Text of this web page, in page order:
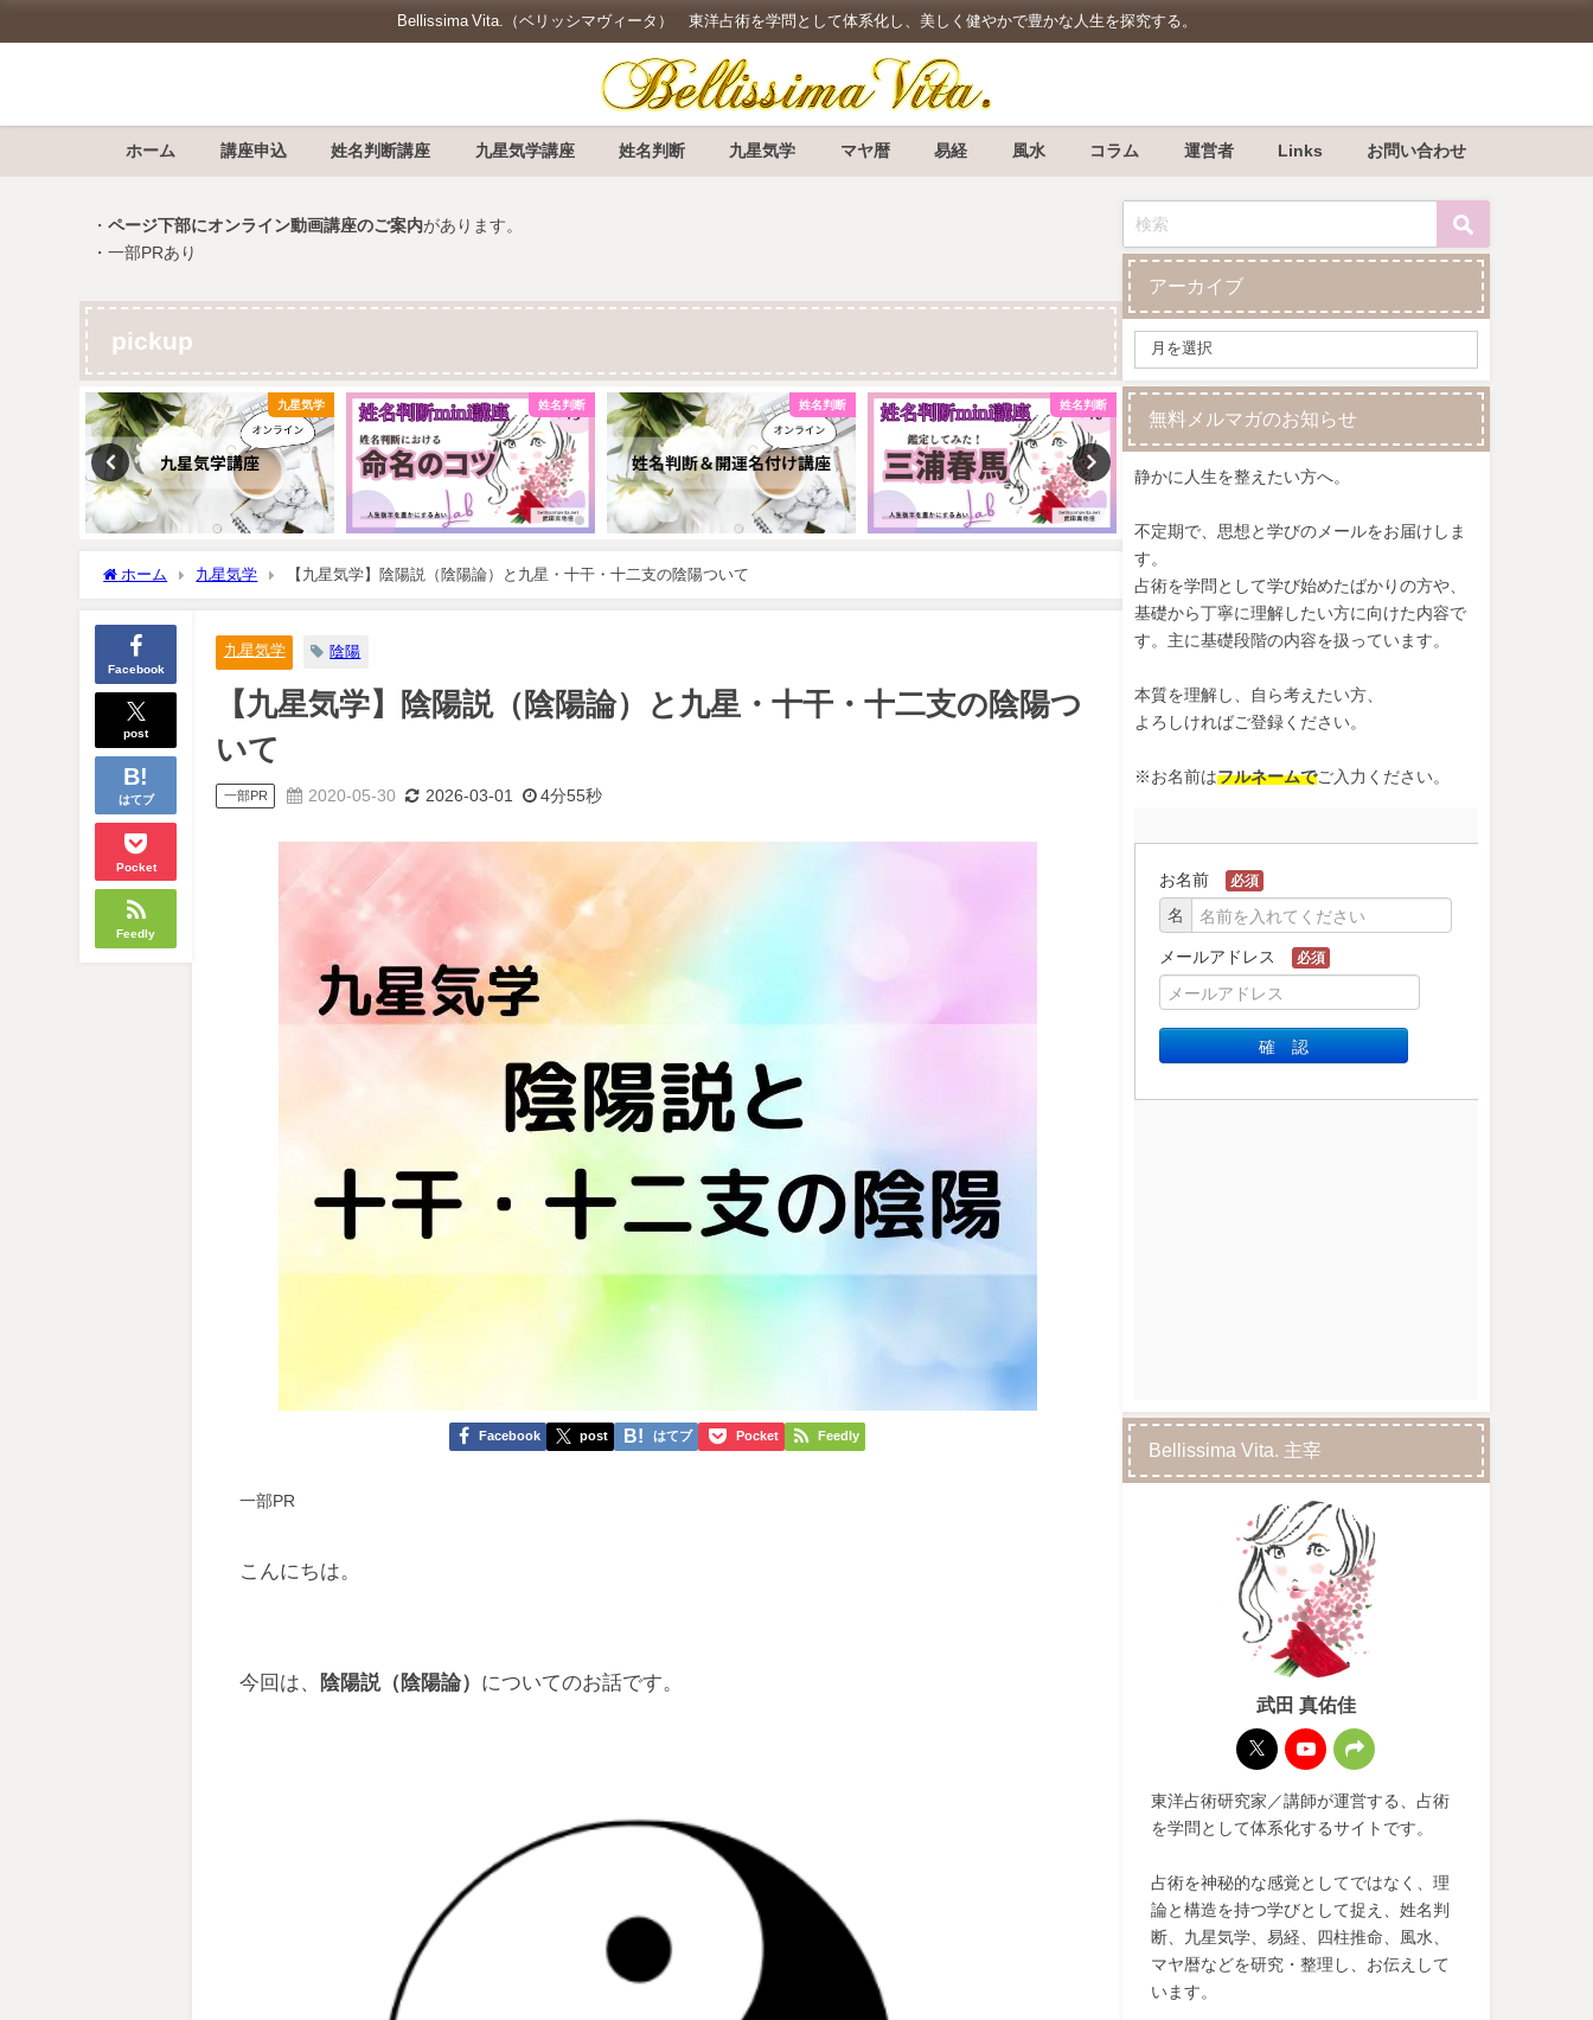
Bellissima Vita.（ベリッシマヴィータ） 東洋占術を学問として体系化し、美しく健やかで豊かな人生を探究する。
ホーム 講座申込 姓名判断講座 九星気学講座 姓名判断 九星気学 マヤ暦 易経 風水 コラム 運営者 Links お問い合わせ
・ページ下部にオンライン動画講座のご案内があります。
・一部PRあり
pickup
九星気学 姓名判断 姓名判断 姓名判断
ホーム 九星気学 【九星気学】陰陽説（陰陽論）と九星・十干・十二支の陰陽ついて
Facebook
post
はてブ
Pocket
Feedly
九星気学 陰陽
【九星気学】陰陽説（陰陽論）と九星・十干・十二支の陰陽つ
いて
一部PR 2020-05-30 2026-03-01 4分55秒
Facebook post はてブ Pocket Feedly
一部PR
こんにちは。
今回は、 陰陽説（陰陽論） についてのお話です。
アーカイブ
無料メルマガのお知らせ
静かに人生を整えたい方へ。
不定期で、思想と学びのメールをお届けしま
す。
占術を学問として学び始めたばかりの方や、
基礎から丁寧に理解したい方に向けた内容で
す。主に基礎段階の内容を扱っています。
本質を理解し、自ら考えたい方、
よろしければご登録ください。
※お名前はフルネームでご入力ください。
Bellissima Vita. 主宰
武田 真佑佳
東洋占術研究家／講師が運営する、占術
を学問として体系化するサイトです。
占術を神秘的な感覚としてではなく、理
論と構造を持つ学びとして捉え、姓名判
断、九星気学、易経、四柱推命、風水、
マヤ暦などを研究・整理し、お伝えして
います。